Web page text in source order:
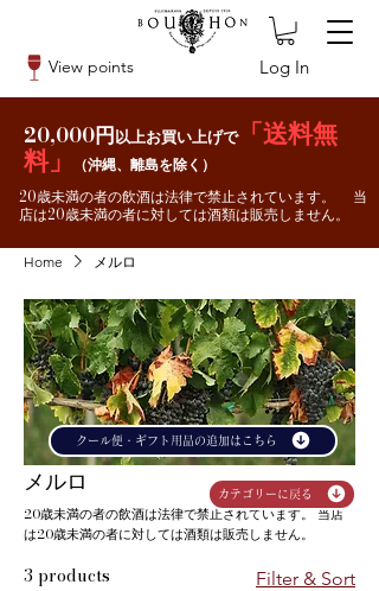
View points Log In
20,000円以上お買い上げで「送料無
料」
（沖縄、離島を除く）
20歳未満の者の飲酒は法律で禁止されています。 当
店は20歳未満の者に対しては酒類は販売しません。
Home メルロ
メルロ
20歳未満の者の飲酒は法律で禁止されています。 当店
は20歳未満の者に対しては酒類は販売しません。
3 products Filter & Sort
クール便・ギフト用品の追加はこちら
カテゴリーに戻る